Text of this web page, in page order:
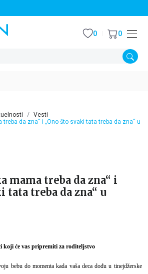
0 0
Vesti
treba da zna“ i „Ono što svaki tata treba da zna“ u
mama treba da zna“ i
tata treba da zna“ u
koji će vas pripremiti za roditeljstvo
bebu do momenta kada vaša deca dođu u tinejdžerske